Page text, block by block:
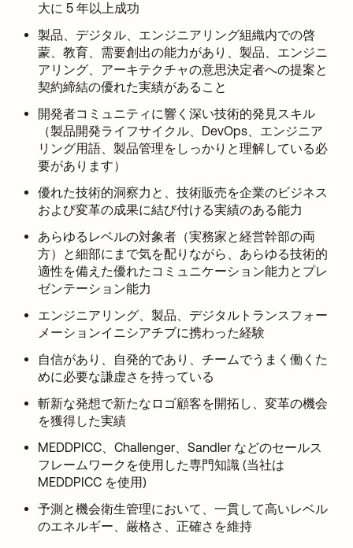
大に 5 年以上成功
製品、デジタル、エンジニアリング組織内での啓
蒙、教育、需要創出の能力があり、製品、エンジニ
アリング、アーキテクチャの意思決定者への提案と
契約締結の優れた実績があること
開発者コミュニティに響く深い技術的発見スキル
（製品開発ライフサイクル、DevOps、エンジニア
リング用語、製品管理をしっかりと理解している必
要があります）
優れた技術的洞察力と、技術販売を企業のビジネス
および変革の成果に結び付ける実績のある能力
あらゆるレベルの対象者（実務家と経営幹部の両
方）と細部にまで気を配りながら、あらゆる技術的
適性を備えた優れたコミュニケーション能力とプレ
ゼンテーション能力
エンジニアリング、製品、デジタルトランスフォー
メーションイニシアチブに携わった経験
自信があり、自発的であり、チームでうまく働くた
めに必要な謙虚さを持っている
斬新な発想で新たなロゴ顧客を開拓し、変革の機会
を獲得した実績
MEDDPICC、Challenger、Sandler などのセールス
フレームワークを使用した専門知識 (当社は
MEDDPICC を使用)
予測と機会衛生管理において、一貫して高いレベル
のエネルギー、厳格さ、正確さを維持